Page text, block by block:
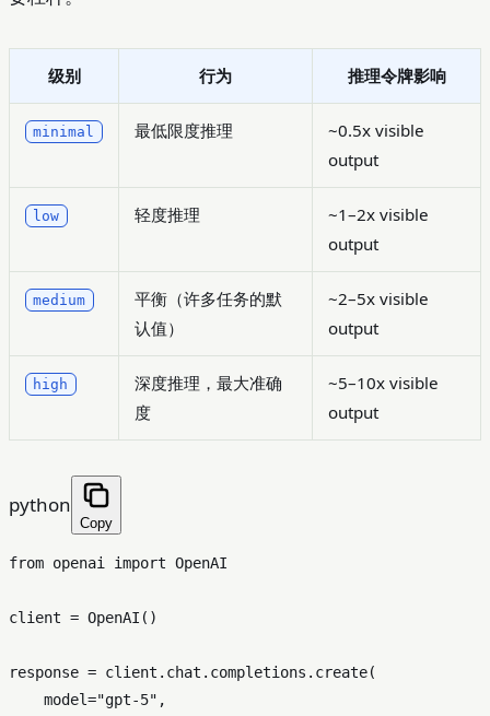
级别 行为 推理令牌影响
minimal 最低限度推理
~0.5x visible
output
low 轻度推理
~1–2x visible
output
medium
平衡（许多任务的默
认值）
~2–5x visible
output
high
深度推理，最大准确
度
~5–10x visible
output
python
Copy
from openai import OpenAI
client = OpenAI()
response = client.chat.completions.create(
    model=
"gpt-5" ,